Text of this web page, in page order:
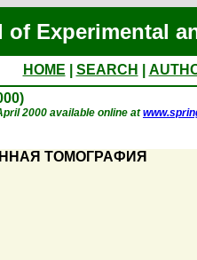
of Experimental
HOME SEARCH
2000 available online at
ТОМОГРАФИЯ